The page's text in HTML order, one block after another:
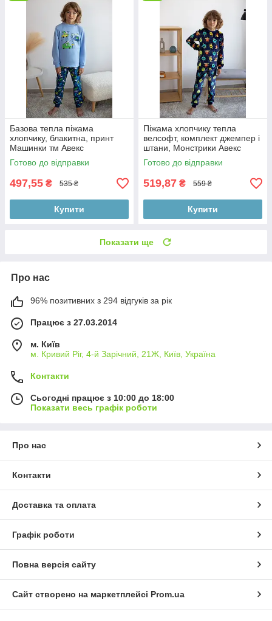
Базова тепла піжама
хлопчику, блакитна, принт
Машинки тм Авекс
Готово до відправки
497,55 ₴ 535 ₴
Купити
Піжама хлопчику тепла
велсофт, комплект джемпер і
штани, Монстрики Авекс
Готово до відправки
519,87 ₴ 559 ₴
Купити
Показати ще
Про нас
96% позитивних з 294 відгуків за рік
Працює з 27.03.2014
м. Київ
м. Кривий Ріг, 4-й Зарічний, 21Ж, Київ, Україна
Контакти
Сьогодні працює з 10:00 до 18:00
Показати весь графік роботи
Про нас
Контакти
Доставка та оплата
Графік роботи
Повна версія сайту
Сайт створено на маркетплейсі Prom.ua